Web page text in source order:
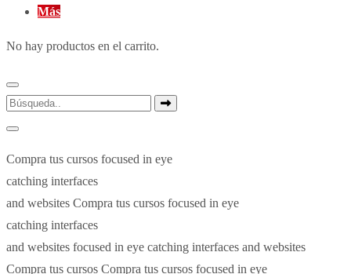
Más
No hay productos en el carrito.
Compra tus cursos focused in eye
catching interfaces
and websites Compra tus cursos focused in eye
catching interfaces
and websites focused in eye catching interfaces and websites
Compra tus cursos Compra tus cursos focused in eye